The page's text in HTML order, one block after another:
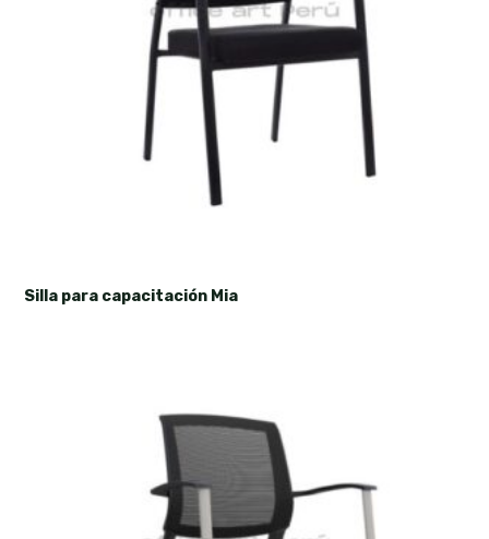
Silla para capacitación Mia